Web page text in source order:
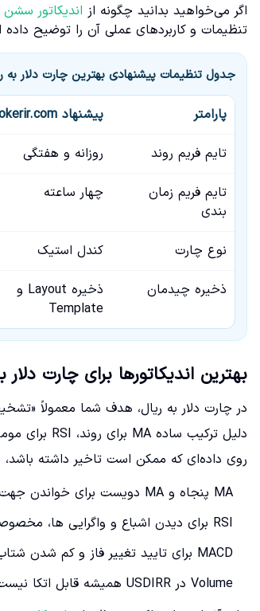
اگر می‌خواهید بدانید چگونه از اندیکاتور سشن
تنظیمات و کاربردهای عملی آن را توضیح
جدول تنظیمات پیشنهادی بهترین چارت دلار به
پارامتر پیشنهاد Brokerir.com
تایم فریم روند روزانه و هفتگی
تایم فریم زمان
بندی
چهار ساعته
نوع چارت کندل استیک
ذخیره چیدمان
ذخیره Layout و
Template
بهترین اندیکاتورها برای چارت
در چارت دلار به ریال، هدف شما معمولاً
روی داده‌ای که ممکن است تاخیر داشته
MA پنجاه و MA دویست برای خواندن جهت کلی و شکست های مهم
RSI برای دیدن اشباع و واگرایی ها، مخصوصاً نزدیک سطح های روانی
MACD برای تایید تغییر فاز و کم شدن شتاب موج
Volume در USDIRR همیشه قابل اتکا نیست، پس اگر حجم معنی دار نبود روی پرایس اکشن تمرکز کنید